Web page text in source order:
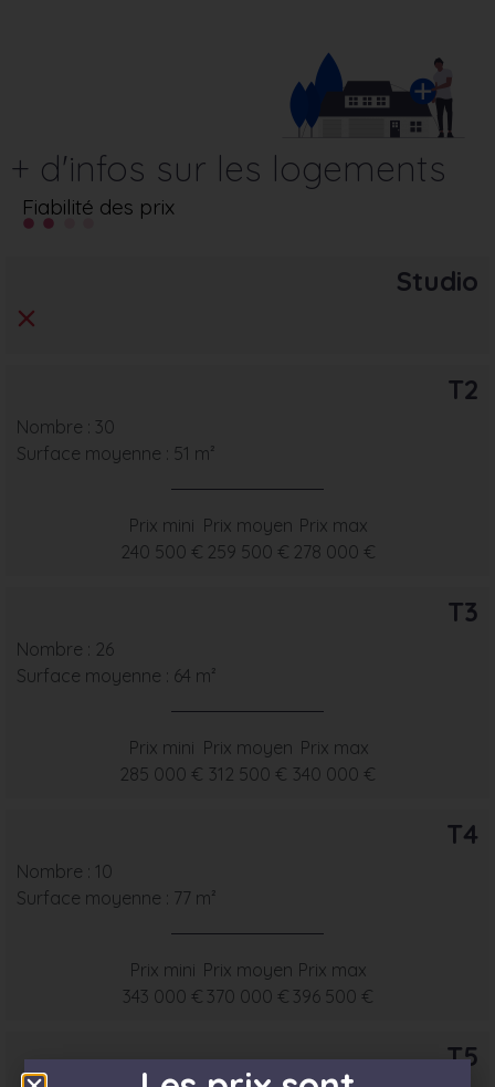
+ d'infos sur les logements
Fiabilité des prix
Studio
T2
Nombre : 30
Surface moyenne : 51 m²
Prix mini
240 500 €
Prix moyen
259 500 €
Prix max
278 000 €
T3
Nombre : 26
Surface moyenne : 64 m²
Prix mini
285 000 €
Prix moyen
312 500 €
Prix max
340 000 €
T4
Nombre : 10
Surface moyenne : 77 m²
Prix mini
343 000 €
Prix moyen
370 000 €
Prix max
396 500 €
T5